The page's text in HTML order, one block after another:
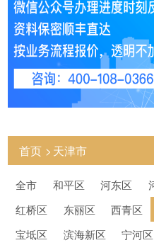
首页 天津市
全市 和平区 河东区
红桥区
东丽区 西青区
宝坻区
滨海新区 宁河区